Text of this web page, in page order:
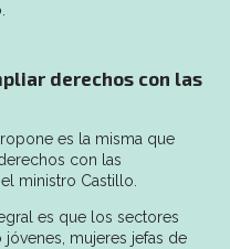
derechos con las
es la misma que
con las
ministro Castillo.
es que los sectores
mujeres jefas de